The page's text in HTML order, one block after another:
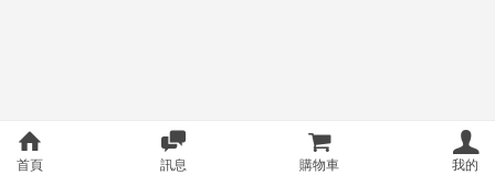
首頁 訊息 購物車 我的